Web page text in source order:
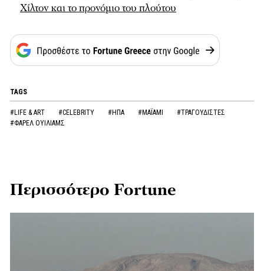
Χίλτον και το προνόμιο του πλούτου
TAGS
#LIFE & ART #CELEBRITY #ΗΠΑ #ΜΑΪΑΜΙ
#ΤΡΑΓΟΥΔΙΣΤΕΣ
#ΦΑΡΕΛ ΟΥΙΛΙΑΜΣ
Περισσότερο Fortune